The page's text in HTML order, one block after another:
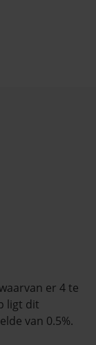
er 4 te
ligt dit
van 0.5%.